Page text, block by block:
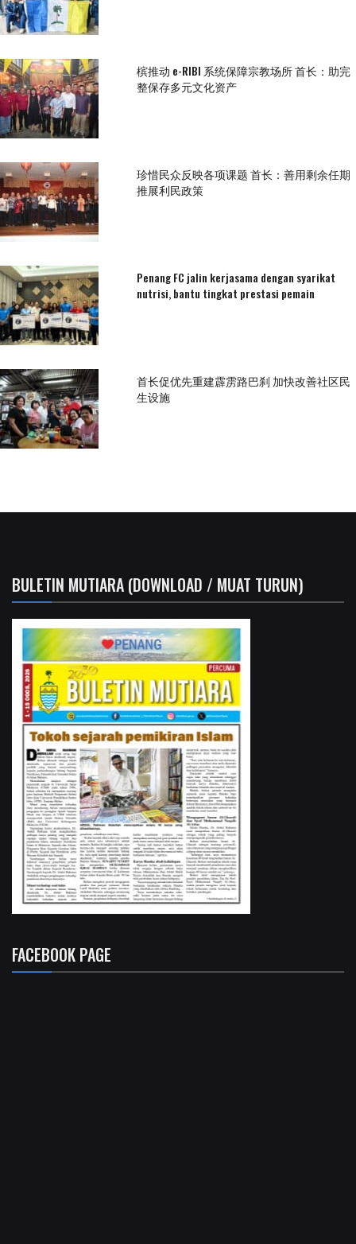
槟推动 e-RIBI 系统保障宗教场所 首长：助完
整保存多元文化资产
珍惜民众反映各项课题 首长：善用剩余任期
推展利民政策
Penang FC jalin kerjasama dengan syarikat
nutrisi, bantu tingkat prestasi pemain
首长促优先重建霹雳路巴刹 加快改善社区民
生设施
BULETIN MUTIARA (DOWNLOAD / MUAT TURUN)
FACEBOOK PAGE